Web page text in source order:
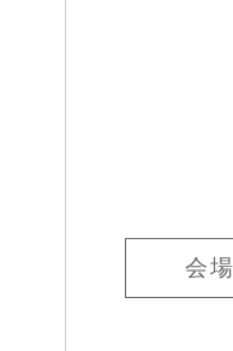
会場